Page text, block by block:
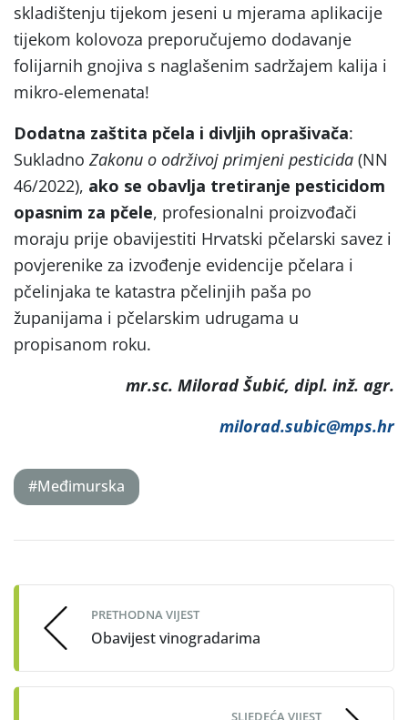
skladištenju tijekom jeseni u mjerama aplikacije
tijekom kolovoza preporučujemo dodavanje
folijarnih gnojiva s naglašenim sadržajem kalija i
mikro-elemenata!
Dodatna zaštita pčela i divljih oprašivača:
Sukladno Zakonu o održivoj primjeni pesticida (NN
46/2022), ako se obavlja tretiranje pesticidom
opasnim za pčele, profesionalni proizvođači
moraju prije obavijestiti Hrvatski pčelarski savez i
povjerenike za izvođenje evidencije pčelara i
pčelinjaka te katastra pčelinjih paša po
županijama i pčelarskim udrugama u
propisanom roku.
mr.sc. Milorad Šubić, dipl. inž. agr.
milorad.subic@mps.hr
#Međimurska
navigation
PRETHODNA VIJEST
Obavijest vinogradarima
SLJEDEĆA VIJEST